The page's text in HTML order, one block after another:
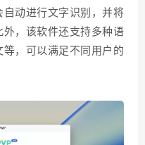
动进行文字识别，并将
，该软件还支持多种语
，可以满足不同用户的